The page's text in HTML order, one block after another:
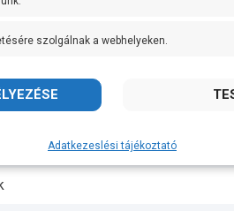
10 liter/perc
rozsdamentes acél
szolgálnak a webhelyeken.
Adatkezeslési tájékoztató